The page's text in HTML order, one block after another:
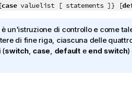
casevaluelist [ statements ]} [
un'istruzione di controllo e come
di fine riga, ciascuna delle
(switch, case defaulte end switch)